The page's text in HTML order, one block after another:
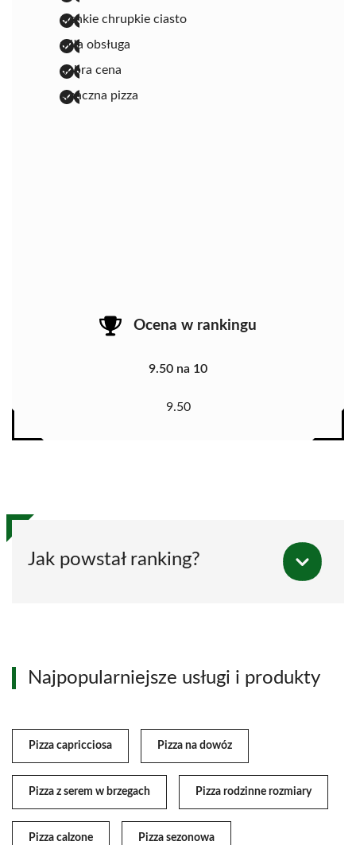
cienkie chrupkie ciasto
miła obsługa
dobra cena
smaczna pizza
Ocena w rankingu
9.50 na 10
9.50
Jak powstał ranking?
Najpopularniejsze usługi i produkty
Pizza capricciosa Pizza na dowóz
Pizza z serem w brzegach Pizza rodzinne rozmiary
Pizza calzone Pizza sezonowa